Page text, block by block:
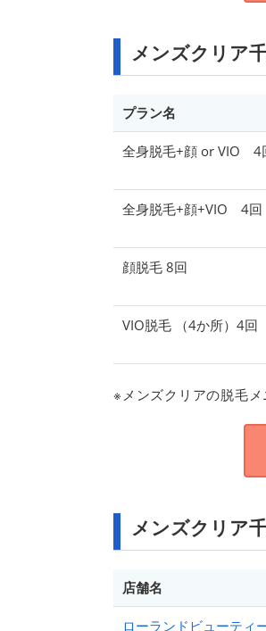
メンズクリア
プラン名
全身脱毛+顔 or VIO 4
全身脱毛+顔+VIO 4回
顔脱毛 8回
VIO脱毛 （4か所）4回
※メンズクリアの脱毛メ
メンズクリア
店舗名
ローランドビューティ